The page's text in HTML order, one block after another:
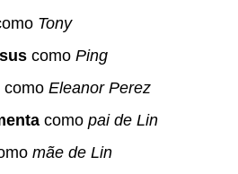
Tony
como Ping
como Eleanor Perez
como pai de Lin
mãe de Lin